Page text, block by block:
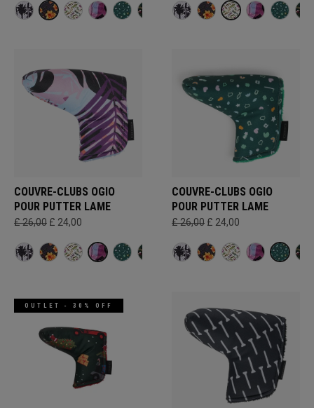
COUVRE-CLUBS OGIO
POUR PUTTER LAME
£ 26,00 £ 24,00
COUVRE-CLUBS OGIO
POUR PUTTER LAME
£ 26,00 £ 24,00
OUTLET - 30% OFF